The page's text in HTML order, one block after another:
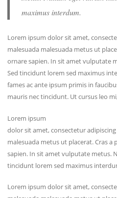
maximus interdum.
Lorem ipsum dolor sit amet,
malesuada malesuada metus ut
ornare sapien. In sit amet vulputate
Sed tincidunt lorem sed maximus
fames ac ante ipsum primis in
mauris nec tincidunt. Ut cursus leo
Lorem ipsum
dolor sit amet, consectetur
malesuada metus ut placerat. Cras
sapien. In sit amet vulputate metus.
tincidunt lorem sed maximus
Lorem ipsum dolor sit amet,